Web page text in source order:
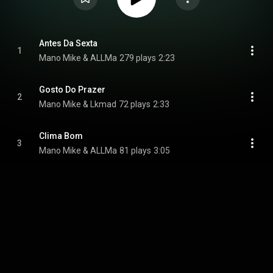
1
Antes Da Sexta
Mano Mike & ALLMa 279 plays 2:23
2
Gosto Do Prazer
Mano Mike & Lkmad 72 plays 2:33
3
Clima Bom
Mano Mike & ALLMa 81 plays 3:05